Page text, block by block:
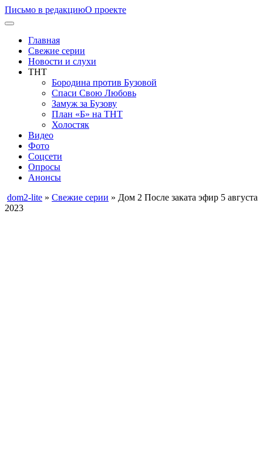
Письмо в редакциюО проекте
Главная
Свежие серии
Новости и слухи
ТНТ
Бородина против Бузовой
Спаси Свою Любовь
Замуж за Бузову
План «Б» на ТНТ
Холостяк
Видео
Фото
Соцсети
Опросы
Анонсы
dom2-lite » Свежие серии » Дом 2 После заката эфир 5 августа
2023